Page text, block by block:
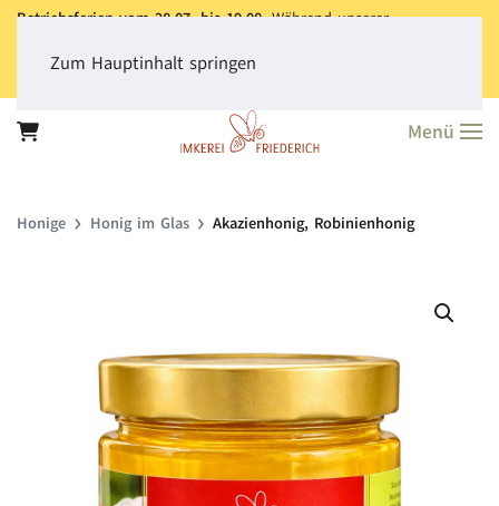
Betriebsferien vom 28.07. bis 19.08.Während unserer
dass derVersand aller Bestellungen erst ab dem 20.08.
Vielen Dank für Ihr Verständnis!
Zum Hauptinhalt springen
Menü
Honige Honig im Glas Akazienhonig, Robinienhonig